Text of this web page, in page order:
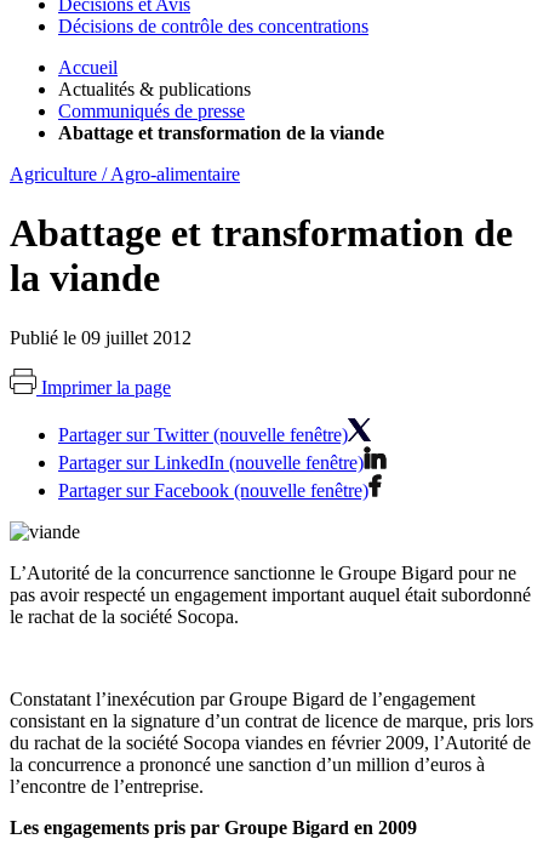
Décisions et Avis
Décisions de contrôle des concentrations
Accueil
Actualités & publications
Communiqués de presse
Abattage et transformation de la viande
Agriculture / Agro-alimentaire
Abattage et transformation de
la viande
Publié le 09 juillet 2012
Imprimer la page
Partager sur Twitter (nouvelle fenêtre)
Partager sur LinkedIn (nouvelle fenêtre)
Partager sur Facebook (nouvelle fenêtre)
L’Autorité de la concurrence sanctionne le Groupe Bigard pour ne
pas avoir respecté un engagement important auquel était subordonné
le rachat de la société Socopa.
Constatant l’inexécution par Groupe Bigard de l’engagement
consistant en la signature d’un contrat de licence de marque, pris lors
du rachat de la société Socopa viandes en février 2009, l’Autorité de
la concurrence a prononcé une sanction d’un million d’euros à
l’encontre de l’entreprise.
Les engagements pris par Groupe Bigard en 2009